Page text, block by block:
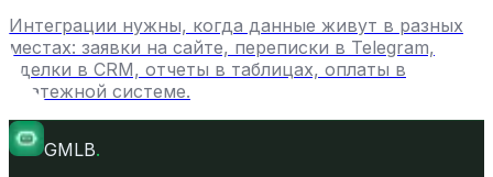
Интеграции нужны, когда данные живут в разных
местах: заявки на сайте, переписки в Telegram,
сделки в CRM, отчеты в таблицах, оплаты в
платежной системе.
GMLB.